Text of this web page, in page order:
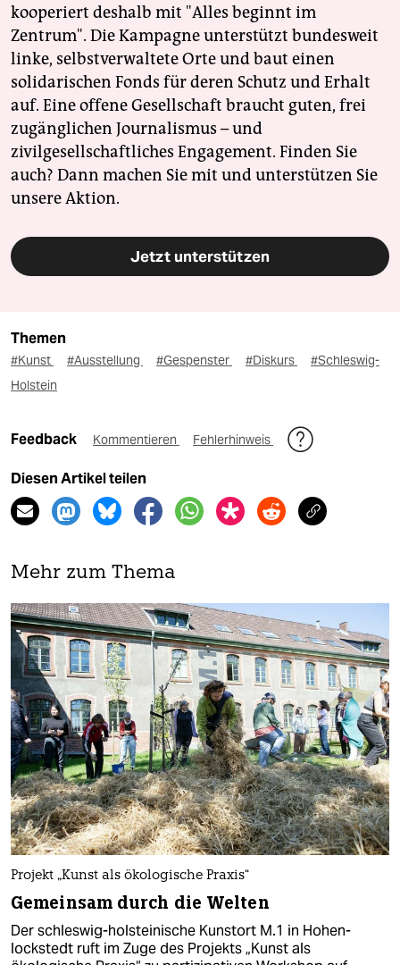
kooperiert deshalb mit "Alles beginnt im
Zentrum". Die Kampagne unterstützt bundesweit
linke, selbstverwaltete Orte und baut einen
solidarischen Fonds für deren Schutz und Erhalt
auf. Eine offene Gesellschaft braucht guten, frei
zugänglichen Journalismus – und
zivilgesellschaftliches Engagement. Finden Sie
auch? Dann machen Sie mit und unterstützen Sie
unsere Aktion.
Jetzt unterstützen
Themen
#Kunst #Ausstellung #Gespenster #Diskurs
#Schleswig-
Holstein
Feedback Kommentieren Fehlerhinweis
Diesen Artikel teilen
Mehr zum Thema
Projekt „Kunst als ökologische Praxis“
Gemeinsam durch die Welten
Der schleswig-holsteinische Kunstort M.1 in Hohen­
lockstedt ruft im Zuge des Projekts „Kunst als